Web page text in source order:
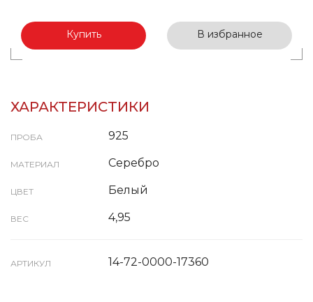
Купить В избранное
ХАРАКТЕРИСТИКИ
ПРОБА 925
МАТЕРИАЛ Серебро
ЦВЕТ Белый
ВЕС 4,95
АРТИКУЛ 14-72-0000-17360